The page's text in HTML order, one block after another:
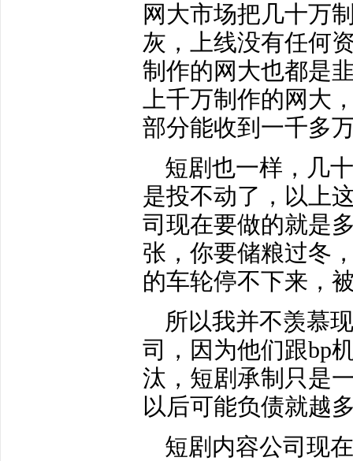
网大市场把几十万
灰，上线没有任何
制作的网大也都是
上千万制作的网大
部分能收到一千多
短剧也一样，几
是投不动了，以上
司现在要做的就是
张，你要储粮过冬
的车轮停不下来，
所以我并不羡慕
司，因为他们跟bp
汰，短剧承制只是
以后可能负债就越
短剧内容公司现